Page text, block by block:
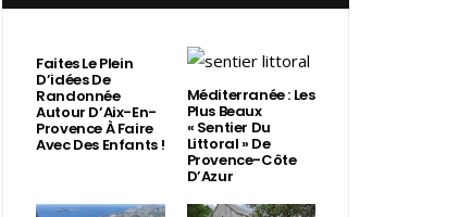
Faites Le Plein
D’idées De
Randonnée
Autour D’Aix-En-
Provence À Faire
Avec Des Enfants !
Méditerranée : Les
Plus Beaux
« Sentier Du
Littoral » De
Provence-Côte
D’Azur